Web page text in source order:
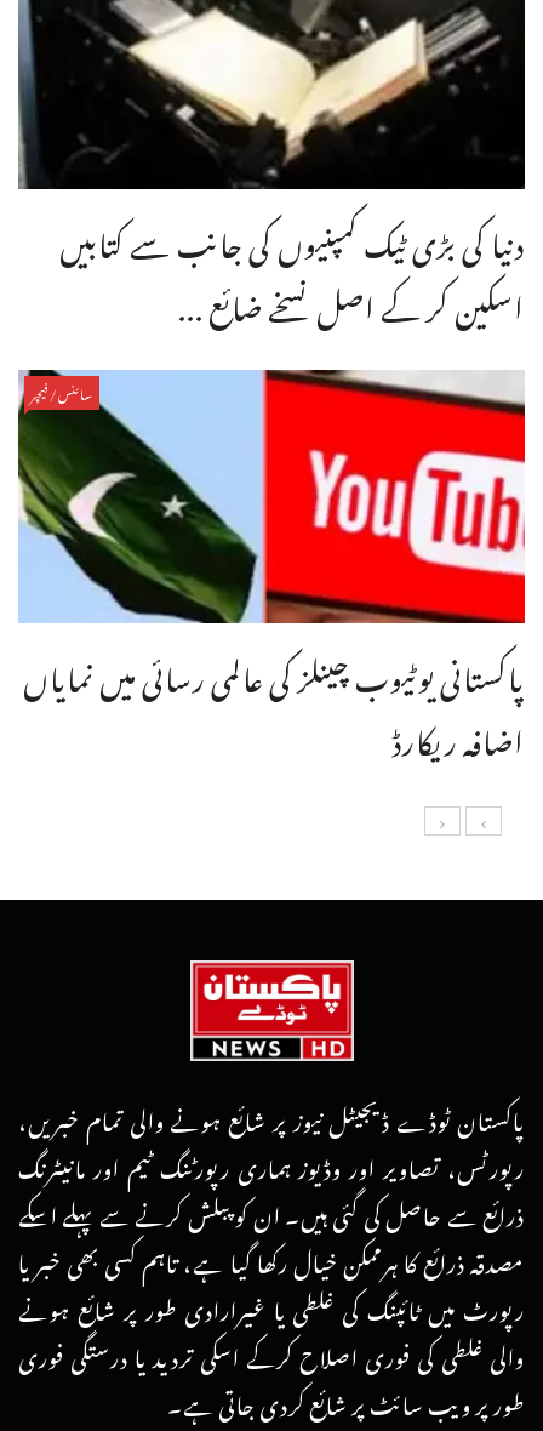
دنیا کی بڑی ٹیک کمپنیوں کی جانب سے کتابیں
اسکین کر کے اصل نسخے ضائع ...
سائنس/فیچر
پاکستانی یوٹیوب چینلز کی عالمی رسائی میں نمایاں
اضافہ ریکارڈ
پاکستان ٹوڈے ڈیجیٹل نیوز پر شائع ہونے والی تمام خبریں،
رپورٹس، تصاویر اور وڈیوز ہماری رپورٹنگ ٹیم اور مانیٹرنگ
ذرائع سے حاصل کی گئی ہیں۔ ان کو پبلش کرنے سے پہلے اسکے
مصدقہ ذرائع کا ہرممکن خیال رکھا گیا ہے، تاہم کسی بھی خبر یا
رپورٹ میں ٹائپنگ کی غلطی یا غیرارادی طور پر شائع ہونے
والی غلطی کی فوری اصلاح کرکے اسکی تردید یا درستگی فوری
طور پر ویب سائٹ پر شائع کردی جاتی ہے۔